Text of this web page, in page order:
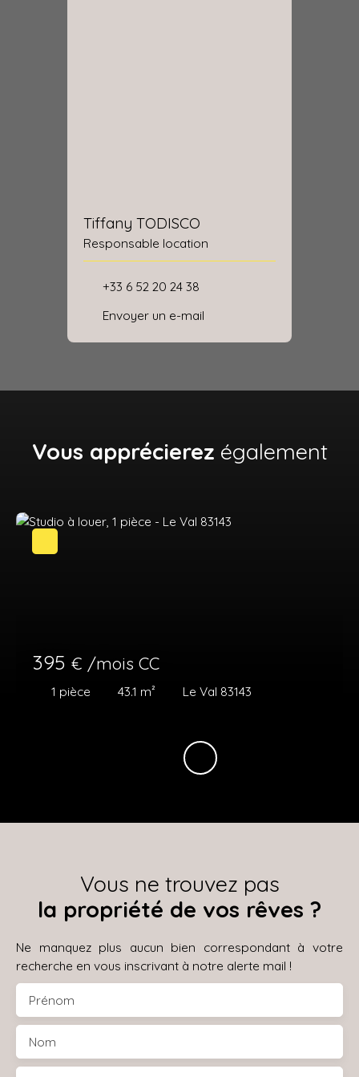
Tiffany TODISCO
Responsable location
+33 6 52 20 24 38
Envoyer un e-mail
Vous apprécierez également
395 € /mois CC
1 pièce 43.1 m² Le Val 83143
Vous ne trouvez pas
la propriété de vos rêves ?
Ne manquez plus aucun bien correspondant à votre
recherche en vous inscrivant à notre alerte mail !
Prénom
Nom